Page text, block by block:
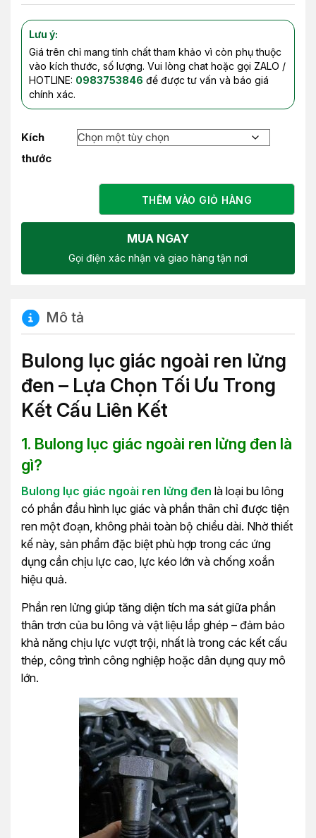
Lưu ý:
Giá trên chỉ mang tính chất tham khảo vì còn phụ thuộc
vào kích thước, số lượng. Vui lòng chat hoặc gọi ZALO /
HOTLINE: 0983753846 để được tư vấn và báo giá
chính xác.
Kích
thước
THÊM VÀO GIỎ HÀNG
MUA NGAY
Gọi điện xác nhận và giao hàng tận nơi
Mô tả
Bulong lục giác ngoài ren lửng
đen – Lựa Chọn Tối Ưu Trong
Kết Cấu Liên Kết
1. Bulong lục giác ngoài ren lửng đen là
gì?
Bulong lục giác ngoài ren lửng đen là loại bu lông
có phần đầu hình lục giác và phần thân chỉ được tiện
ren một đoạn, không phải toàn bộ chiều dài. Nhờ thiết
kế này, sản phẩm đặc biệt phù hợp trong các ứng
dụng cần chịu lực cao, lực kéo lớn và chống xoắn
hiệu quả.
Phần ren lửng giúp tăng diện tích ma sát giữa phần
thân trơn của bu lông và vật liệu lắp ghép – đảm bảo
khả năng chịu lực vượt trội, nhất là trong các kết cấu
thép, công trình công nghiệp hoặc dân dụng quy mô
lớn.